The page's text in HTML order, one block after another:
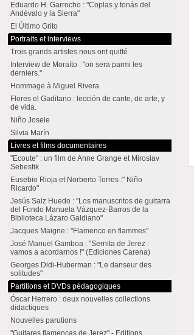
Eduardo H. Garrocho : "Coplas y tonás del
Andévalo y la Sierra"
El Último Grito
Portraits et interviews
Trois grands artistes nous ont quitté
Interview de Moraíto : "on sera parmi les
derniers."
Hommage à Miguel Rivera
Flores el Gaditano : lección de cante, de arte, y
de vida.
Niño Josele
Silvia Marín
Livres et films documentaires
"Ecoute" : un film de Anne Grange et Miroslav
Sebestik
Eusebio Rioja et Norberto Torres :" Niño
Ricardo"
Jesús Saiz Huedo : "Los manuscritos de guitarra
del Fondo Manuela Vázquez-Barros de la
Biblioteca Lázaro Galdiano"
Jacques Maigne : "Flamenco en flammes"
José Manuel Gamboa : "Sernita de Jerez :
vamos a acordarnos !" (Ediciones Carena)
Georges Didi-Huberman : "Le danseur des
solitudes"
Partitions et DVDs pédagogiques
Óscar Herrero : deux nouvelles collections
didactiques
Nouvelles parutions
"Guitares flamencas de Jerez" - Editions